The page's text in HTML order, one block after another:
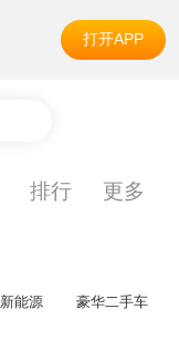
打开APP
排行 更多
新能源 豪华二手车